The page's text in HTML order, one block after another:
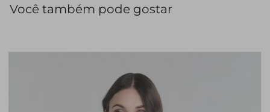
Você também pode gostar